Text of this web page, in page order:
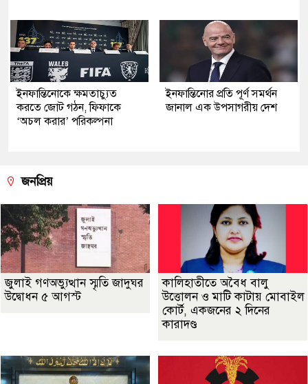
ইনফান্তিনোকে ক্ষমতাচ্যুত
করতে জোট গঠন, ফিফাকে
‘অচল করার’ পরিকল্পনা
ইনফান্তিনোর প্রতি পূর্ণ সমর্থন
জানাল এক উপসাগরীয় দেশ
জনপ্রিয়
জুলাই গণঅভ্যুত্থান স্মৃতি জাদুঘর
উদ্বোধন ৫ আগস্ট
কালিহাতীতে অবৈধ বালু
উত্তোলন ও মাটি কাটায় মোবাইল
কোর্ট, একজনের ২ দিনের
কারাদণ্ড